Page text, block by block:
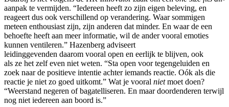
aanpak te vermijden. “Iedereen heeft zo zijn eigen beleving, en
reageert dus ook verschillend op verandering. Waar sommigen
meteen enthousiast zijn, zijn anderen dat minder. En waar de een
behoefte heeft aan meer informatie, wil de ander vooral emoties
kunnen ventileren.” Hazenberg adviseert
leidinggevenden daarom vooral open en eerlijk te blijven, ook
als ze het zelf even niet weten. “Sta open voor tegengeluiden en
zoek naar de positieve intentie achter iemands reactie. Oók als die
reactie je niet zo goed uitkomt.” Wat je vooral nietmoet doen?
“Weerstand negeren of bagatelliseren. En maar doordenderen terwijl
nog niet iedereen aan boord is.”